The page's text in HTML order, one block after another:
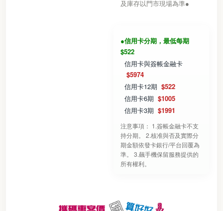
及庫存以門市現場為準●
●信用卡分期，最低每期
$522
信用卡與簽帳金融卡
$5974
信用卡12期 $522
信用卡6期 $1005
信用卡3期 $1991
注意事項： 1.簽帳金融卡不支
持分期。 2.核准與否及實際分
期金額依發卡銀行/平台回覆為
準。 3.飆手機保留服務提供的
所有權利。